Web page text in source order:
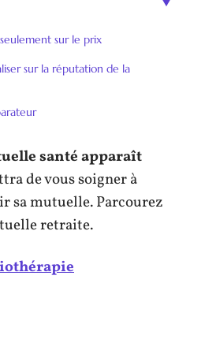
sur le prix
sur la réputation de la
santé apparaît
de vous soigner à
sa mutuelle. Parcourez
retraite.